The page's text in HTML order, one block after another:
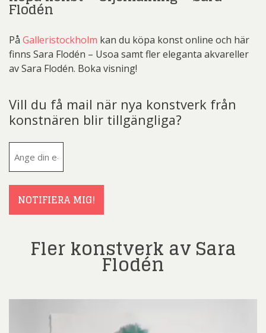
Flodén
På Galleristockholm kan du köpa konst online och här
finns Sara Flodén – Usoa samt fler eleganta akvareller
av Sara Flodén. Boka visning!
Vill du få mail när nya konstverk från
konstnären blir tillgängliga?
NOTIFIERA MIG!
Fler konstverk av Sara
Flodén